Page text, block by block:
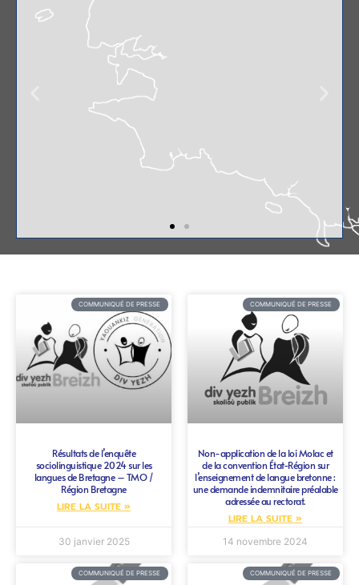
COMMUNIQUÉ DE PRESSE
Résultats de l’enquête
sociolinguistique 2024 sur les
langues de Bretagne – TMO /
Région Bretagne
LIRE LA SUITE »
30 janvier 2025
COMMUNIQUÉ DE PRESSE
Non-application de la loi Molac et
de la convention État-Région sur
l’enseignement de langue bretonne :
une demande indemnitaire préalable
adressée au rectorat.
LIRE LA SUITE »
14 novembre 2024
COMMUNIQUÉ DE PRESSE COMMUNIQUÉ DE PRESSE